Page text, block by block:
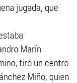
jugada, que
Marín
tiró un centro
Miño, quien